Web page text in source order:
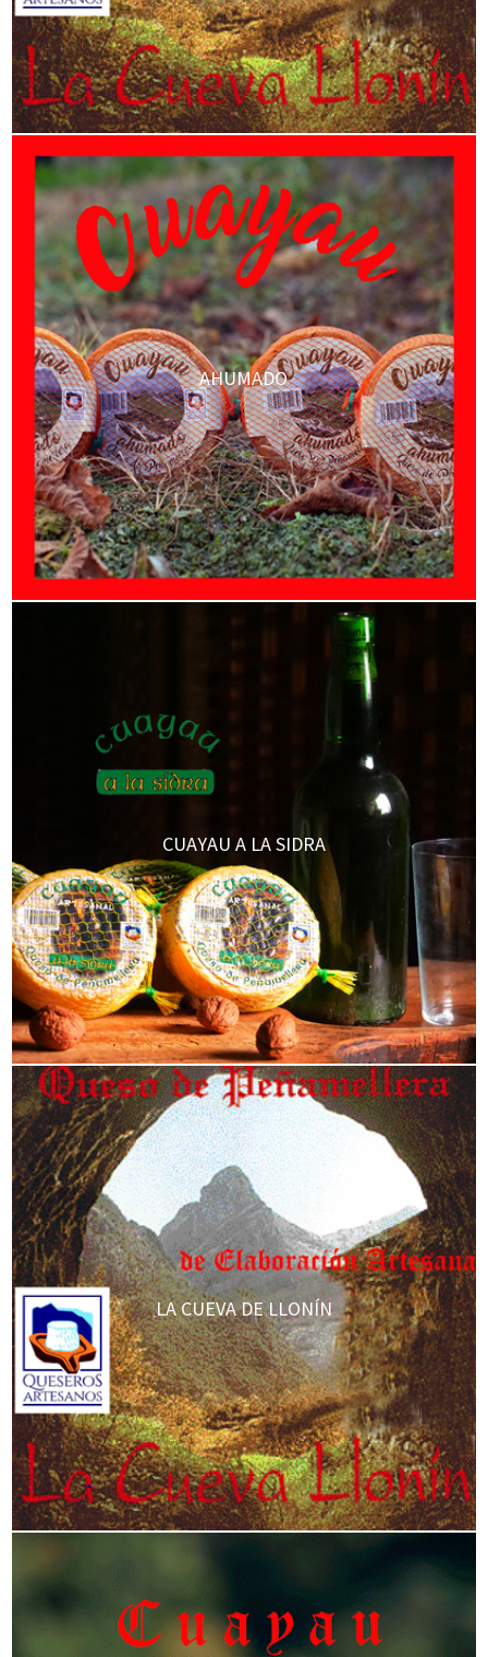
AHUMADO
CUAYAU A LA SIDRA
LA CUEVA DE LLONÍN